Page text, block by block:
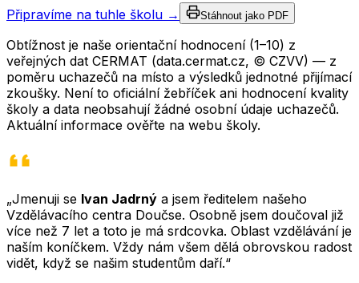
Připravíme na tuhle školu → Stáhnout jako PDF
Obtížnost je naše orientační hodnocení (1–10) z
veřejných dat CERMAT (data.cermat.cz, © CZVV) — z
poměru uchazečů na místo a výsledků jednotné přijímací
zkoušky. Není to oficiální žebříček ani hodnocení kvality
školy a data neobsahují žádné osobní údaje uchazečů.
Aktuální informace ověřte na webu školy.
„Jmenuji se Ivan Jadrný a jsem ředitelem našeho
Vzdělávacího centra Doučse. Osobně jsem doučoval již
více než 7 let a toto je má srdcovka. Oblast vzdělávání je
naším koníčkem. Vždy nám všem dělá obrovskou radost
vidět, když se našim studentům daří.“